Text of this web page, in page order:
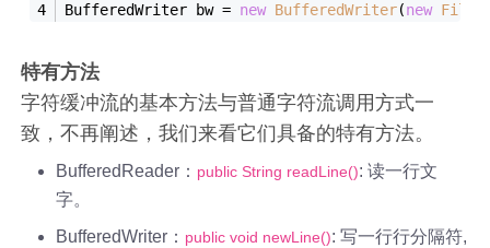
BufferedWriter bw = new BufferedWriter(new
特有方法
字符缓冲流的基本方法与普通字符流调用方式一
致，不再阐述，我们来看它们具备的特有方法。
BufferedReader： public String readLine(): 读一行文
字。
BufferedWriter： public void newLine(): 写一行行分隔符,